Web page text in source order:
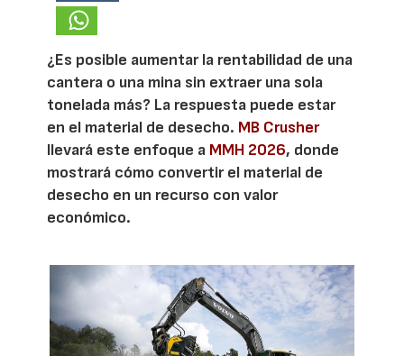
¿Es posible aumentar la rentabilidad de una
cantera o una mina sin extraer una sola
tonelada más? La respuesta puede estar
en el material de desecho. MB Crusher
llevará este enfoque a MMH 2026, donde
mostrará cómo convertir el material de
desecho en un recurso con valor
económico.